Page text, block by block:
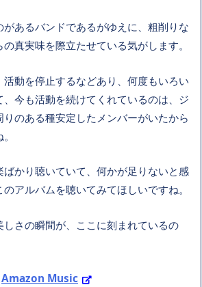
あるバンドであるがゆえに、粗削りな
真実味を際立たせている気がします。
活動を停止するなどあり、何度もいろい
今も活動を続けてくれているのは、ジ
りのある種安定したメンバーがいたから
かり聴いていて、何かが足りないと感
アルバムを聴いてみてほしいですね。
さの瞬間が、ここに刻まれているの
Amazon Music